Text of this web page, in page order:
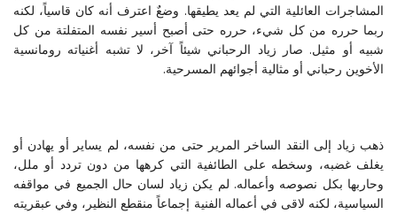
المشاجرات العائلية التي لم يعد يطيقها. وضعٌ اعترف أنه كان قاسياً، لكنه
ربما حرره من كل شيء، حرره حتى أصبح أسير نفسه المتفلتة من كل
شبيه أو مثيل. صار زياد الرحباني شيئاً آخر، لا تشبه أغنياته رومانسية
الأخوين رحباني أو مثالية أجوائهم المسرحية.
ذهب زياد إلى النقد الساخر المرير حتى من نفسه، لم يساير أو يهادن أو
يغلف غضبه، وسخطه على الطائفية التي كرهها من دون تردد أو ملل،
وحاربها بكل نصوصه وأعماله. لم يكن زياد لسان حال الجميع في مواقفه
السياسية، لكنه لاقى في أعماله الفنية إجماعاً منقطع النظير، وفي عبقريته